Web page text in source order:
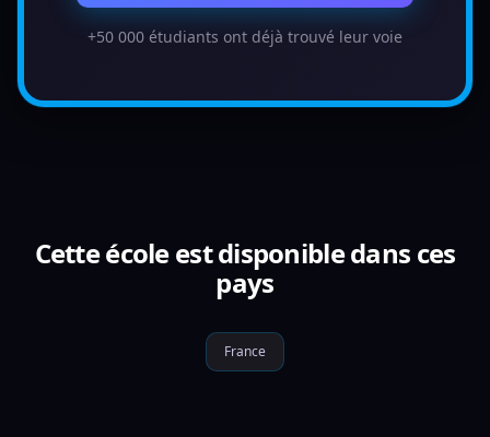
+50 000 étudiants ont déjà trouvé leur voie
Cette école est disponible dans ces
pays
France